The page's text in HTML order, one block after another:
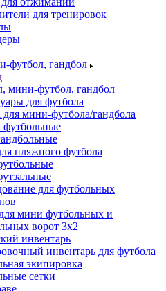
для тренировок
футбол, гандбол
мини-футбол, гандбол
для футбола
для мини-футбола/гандбола
футбольные
пляжного футбола
для футбольных
мини футбольных и
ворот 3х2
инвентарь
инвентарь для футбола
экипировка
сетки